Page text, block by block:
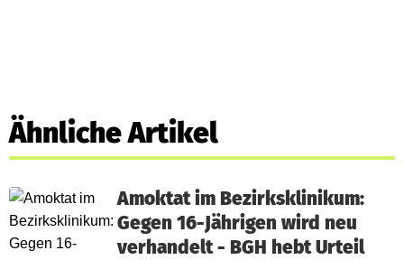
Ähnliche Artikel
Amoktat im Bezirksklinikum:
Gegen 16-Jährigen wird neu
verhandelt - BGH hebt Urteil